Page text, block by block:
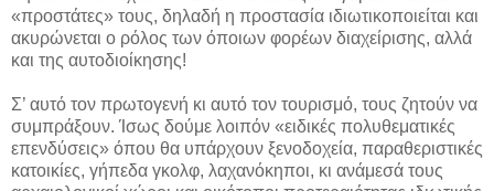
«προστάτες» τους, δηλαδή η προστασία ιδιωτικοποιείται και
ακυρώνεται ο ρόλος των όποιων φορέων διαχείρισης, αλλά
και της αυτοδιοίκησης!
Σ’ αυτό τον πρωτογενή κι αυτό τον τουρισμό, τους ζητούν να
συμπράξουν. Ίσως δούμε λοιπόν «ειδικές πολυθεματικές
επενδύσεις» όπου θα υπάρχουν ξενοδοχεία, παραθεριστικές
κατοικίες, γήπεδα γκολφ, λαχανόκηποι, κι ανάμεσά τους